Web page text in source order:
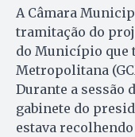
A Câmara
tramitação do
do Município que
Metropolitana
Durante a sessão
gabinete do
estava